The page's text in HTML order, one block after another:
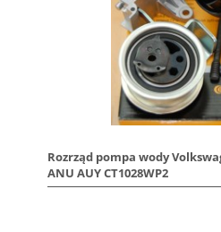
Rozrząd pompa wody
ANU AUY CT1028WP2